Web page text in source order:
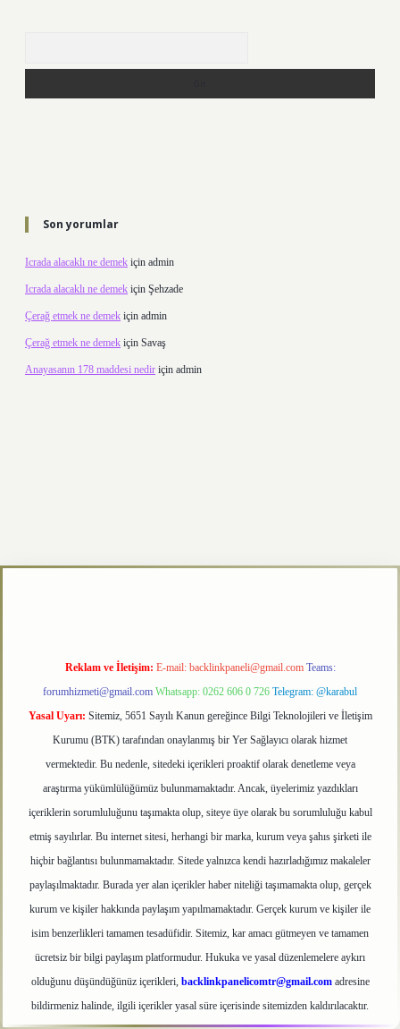
Son yorumlar
Icrada alacaklı ne demek için admin
Icrada alacaklı ne demek için Şehzade
Çerağ etmek ne demek için admin
Çerağ etmek ne demek için Savaş
Anayasanın 178 maddesi nedir için admin
Reklam ve İletişim: E-mail: backlinkpaneli@gmail.com Teams:
forumhizmeti@gmail.com Whatsapp: 0262 606 0 726 Telegram: @karabul
Yasal Uyarı: Sitemiz, 5651 Sayılı Kanun gereğince Bilgi Teknolojileri ve İletişim
Kurumu (BTK) tarafından onaylanmış bir Yer Sağlayıcı olarak hizmet
vermektedir. Bu nedenle, sitedeki içerikleri proaktif olarak denetleme veya
araştırma yükümlülüğümüz bulunmamaktadır. Ancak, üyelerimiz yazdıkları
içeriklerin sorumluluğunu taşımakta olup, siteye üye olarak bu sorumluluğu kabul
etmiş sayılırlar. Bu internet sitesi, herhangi bir marka, kurum veya şahıs şirketi ile
hiçbir bağlantısı bulunmamaktadır. Sitede yalnızca kendi hazırladığımız makaleler
paylaşılmaktadır. Burada yer alan içerikler haber niteliği taşımamakta olup, gerçek
kurum ve kişiler hakkında paylaşım yapılmamaktadır. Gerçek kurum ve kişiler ile
isim benzerlikleri tamamen tesadüfidir. Sitemiz, kar amacı gütmeyen ve tamamen
ücretsiz bir bilgi paylaşım platformudur. Hukuka ve yasal düzenlemelere aykırı
olduğunu düşündüğünüz içerikleri, backlinkpanelicomtr@gmail.comadresine
bildirmeniz halinde, ilgili içerikler yasal süre içerisinde sitemizden kaldırılacaktır.